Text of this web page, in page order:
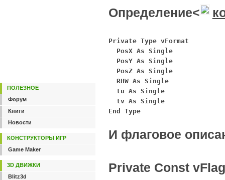
Определение<
Private Type vFormat
PosX As Single
PosY As Single
PosZ As Single
RHW As Single
tu As Single
tv As Single
End Type
И флаговое
Private Const
ПОЛЕЗНОЕ
Форум
Книги
Новости
КОНСТРУКТОРЫ ИГР
Game Maker
3D ДВИЖКИ
Blitz3d